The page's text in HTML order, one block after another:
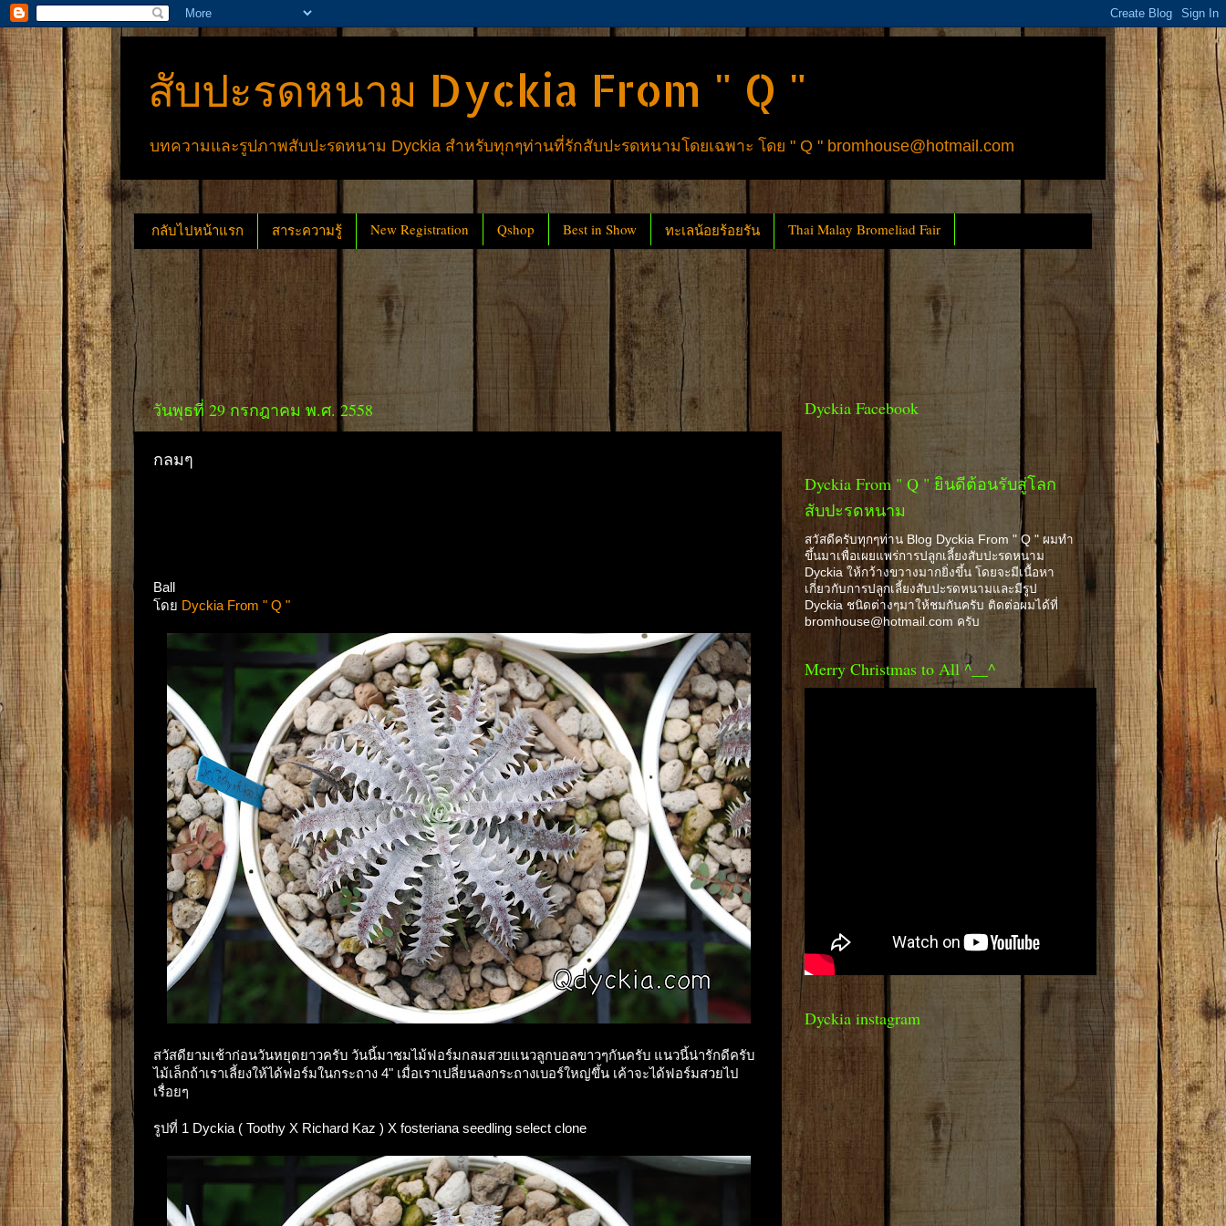
สับปะรดหนาม Dyckia From " Q "
บทความและรูปภาพสับปะรดหนาม Dyckia สำหรับทุกๆท่านที่รักสับปะรดหนามโดยเฉพาะ โดย " Q " bromhouse@hotmail.com
กลับไปหน้าแรก สาระความรู้ New Registration Qshop Best in Show ทะเลน้อยร้อยรัน Thai Malay Bromeliad Fair
วันพุธที่ 29 กรกฎาคม พ.ศ. 2558
กลมๆ
Ball
โดย Dyckia From " Q "
สวัสดียามเช้าก่อนวันหยุดยาวครับ วันนี้มาชมไม้ฟอร์มกลมสวยแนวลูกบอลขาวๆกันครับ แนวนี้น่ารักดีครับ
ไม้เล็กถ้าเราเลี้ยงให้ได้ฟอร์มในกระถาง 4" เมื่อเราเปลี่ยนลงกระถางเบอร์ใหญ่ขึ้น เค้าจะได้ฟอร์มสวยไป
เรื่อยๆ
รูปที่ 1 Dyckia ( Toothy X Richard Kaz ) X fosteriana seedling select clone
Dyckia Facebook
Dyckia From " Q " ยินดีต้อนรับสู่โลก
สับปะรดหนาม
สวัสดีครับทุกๆท่าน Blog Dyckia From " Q " ผมทำ
ขึ้นมาเพื่อเผยแพร่การปลูกเลี้ยงสับปะรดหนาม
Dyckia ให้กว้างขวางมากยิ่งขึ้น โดยจะมีเนื้อหา
เกี่ยวกับการปลูกเลี้ยงสับปะรดหนามและมีรูป
Dyckia ชนิดต่างๆมาให้ชมกันครับ ติดต่อผมได้ที่
bromhouse@hotmail.com ครับ
Merry Christmas to All ^__^
Dyckia instagram